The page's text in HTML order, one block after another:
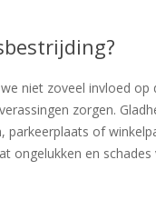
niet zoveel invloed
zorgen.
parkeerplaats of
ongelukken en